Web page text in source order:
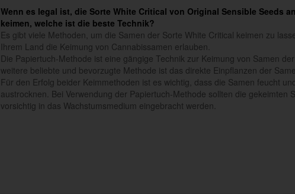
Wenn es legal ist, die Sorte White Critical von Original Sensible Seeds
keimen, welche ist die beste Technik?
Es gibt viele Methoden, um die Samen der Sorte White Critical keimen zu
Ihrem Land die Keimung von Cannabissamen erlauben.
Die Papiertuch-Methode ist eine gängige Technik zur Keimung von Samen
weitere beliebte und bevorzugte Methode ist das direkte Einpflanzen der
Für den Erfolg beider Keimmethoden ist es wichtig, dass die Samen feucht
austrocknen. Bei Verwendung der Papiertuch-Methode sollten die gekeimten
vorsichtig in das Wachstumsmedium eingebracht werden.